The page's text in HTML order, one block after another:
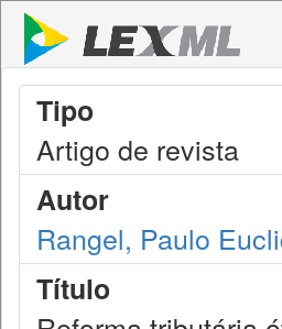
Tipo
Artigo de revista
Autor
Rangel, Paulo
Título